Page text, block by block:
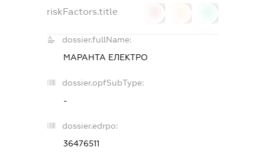
riskFactors.title
dossier.fullName:
МАРАНТА ЕЛЕКТРО
dossier.opfSubType:
-
dossier.edrpo:
36476511